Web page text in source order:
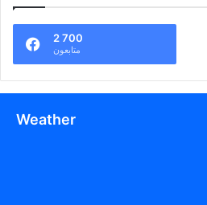
2 700
متابعون
Weather